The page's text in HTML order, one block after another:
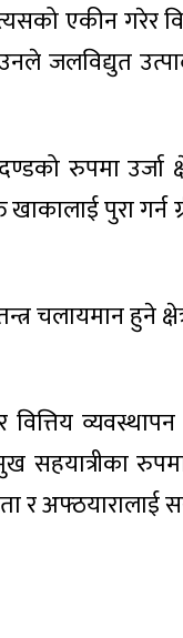
एकीन गरेर
जलविद्युत
रुपमा उर्जा
पुरा
हुने क्षेत्र
सहयात्रीका
र